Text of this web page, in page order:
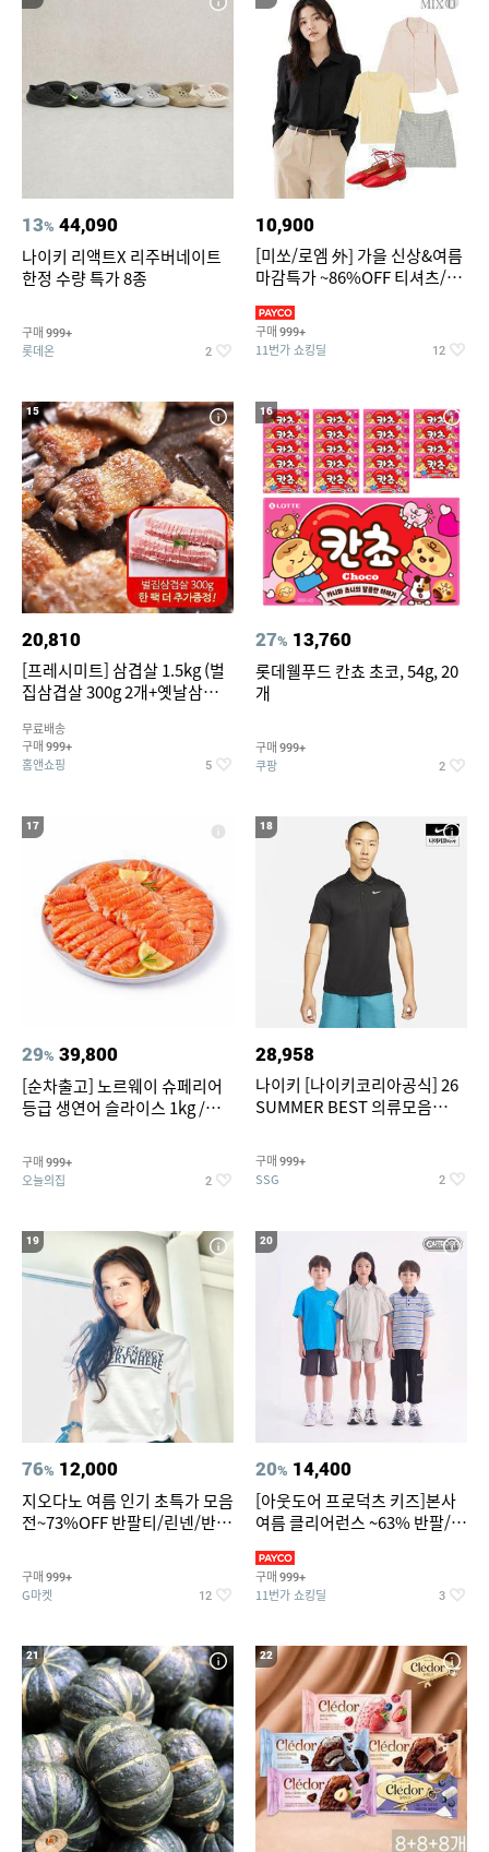
13% 44,090
나이키 리액트X 리주버네이트
한정 수량 특가 8종
구매 999+
롯데온 2
10,900
[미쏘/로엠 外] 가을 신상&여름
마감특가 ~86%OFF 티셔츠/슬
구매 999+
11번가 쇼킹딜 12
15
20,810
[프레시미트] 삼겹살 1.5kg (벌
집삼겹살 300g 2개+옛날삼겹살
팩 추가증정)
무료배송
구매 999+
홈앤쇼핑 5
16
27% 13,760
롯데웰푸드 칸쵸 초코, 54g, 20
개
구매 999+
쿠팡 2
17
29% 39,800
[순차출고] 노르웨이 슈페리어
등급 생연어 슬라이스 1kg /
구매 999+
오늘의집 2
18
28,958
나이키 [나이키코리아공식] 26
SUMMER BEST 의류모음
구매 999+
SSG 2
19
76% 12,000
지오다노 여름 인기 초특가 모음
전~73%OFF 반팔티/린넨/반바
구매 999+
G마켓 12
20
20% 14,400
[아웃도어 프로덕츠 키즈]본사
여름 클리어런스 ~63% 반팔/반
구매 999+
11번가 쇼킹딜 3
21 22